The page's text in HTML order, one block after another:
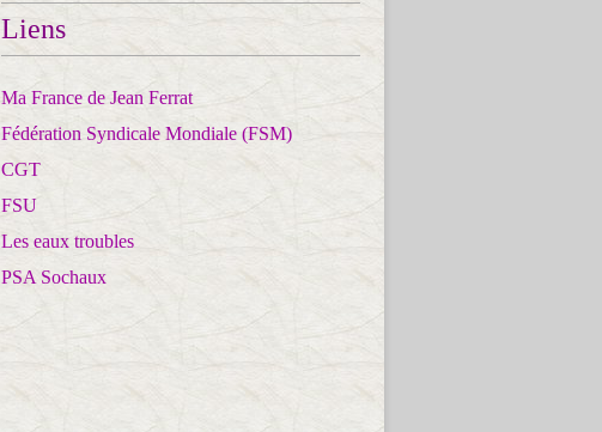
Liens
Ma France de Jean Ferrat
Fédération Syndicale Mondiale (FSM)
CGT
FSU
Les eaux troubles
PSA Sochaux